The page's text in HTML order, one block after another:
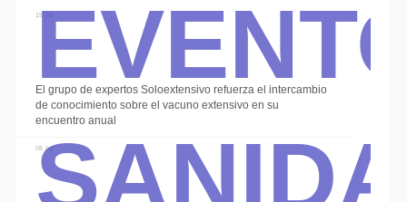
15 Jul
El grupo de expertos Soloextensivo refuerza el intercambio
de conocimiento sobre el vacuno extensivo en su
encuentro anual
08 Jul